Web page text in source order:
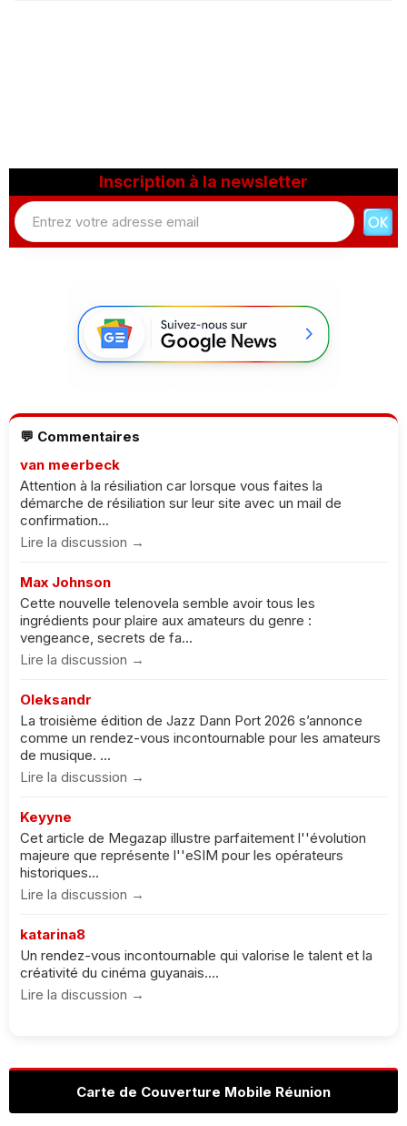
Inscription à la newsletter
💬 Commentaires
van meerbeck
Attention à la résiliation car lorsque vous faites la
démarche de résiliation sur leur site avec un mail de
confirmation...
Lire la discussion →
Max Johnson
Cette nouvelle telenovela semble avoir tous les
ingrédients pour plaire aux amateurs du genre :
vengeance, secrets de fa...
Lire la discussion →
Oleksandr
La troisième édition de Jazz Dann Port 2026 s’annonce
comme un rendez-vous incontournable pour les amateurs
de musique. ...
Lire la discussion →
Keyyne
Cet article de Megazap illustre parfaitement l''évolution
majeure que représente l''eSIM pour les opérateurs
historiques...
Lire la discussion →
katarina8
Un rendez-vous incontournable qui valorise le talent et la
créativité du cinéma guyanais....
Lire la discussion →
Carte de Couverture Mobile Réunion